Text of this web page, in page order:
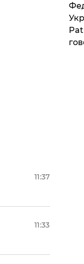
11:37
11:33